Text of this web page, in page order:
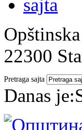
22300
Pretraga sajta
Danas je: